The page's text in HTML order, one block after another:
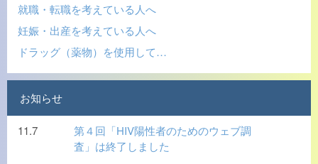
就職・転職を考えている人へ
妊娠・出産を考えている人へ
ドラッグ（薬物）を使用して…
お知らせ
11.7
第４回「HIV陽性者のためのウェブ調
査」は終了しました